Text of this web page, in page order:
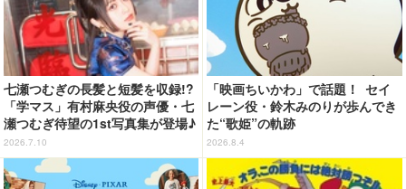
七瀬つむぎの長髪と短髪を収録!?
「学マス」有村麻央役の声優・七
瀬つむぎ待望の1st写真集が登場♪
10月30日に発売
2026.7.10
「映画ちいかわ」で話題！ セイ
レーン役・鈴木みのりが歩んでき
た“歌姫”の軌跡
2026.8.4